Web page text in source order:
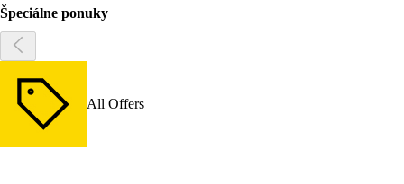
Špeciálne ponuky
All Offers